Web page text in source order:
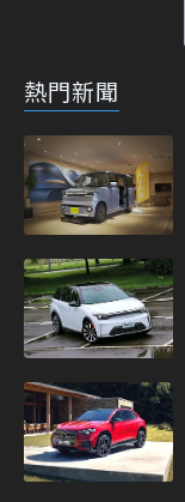
熱門新聞